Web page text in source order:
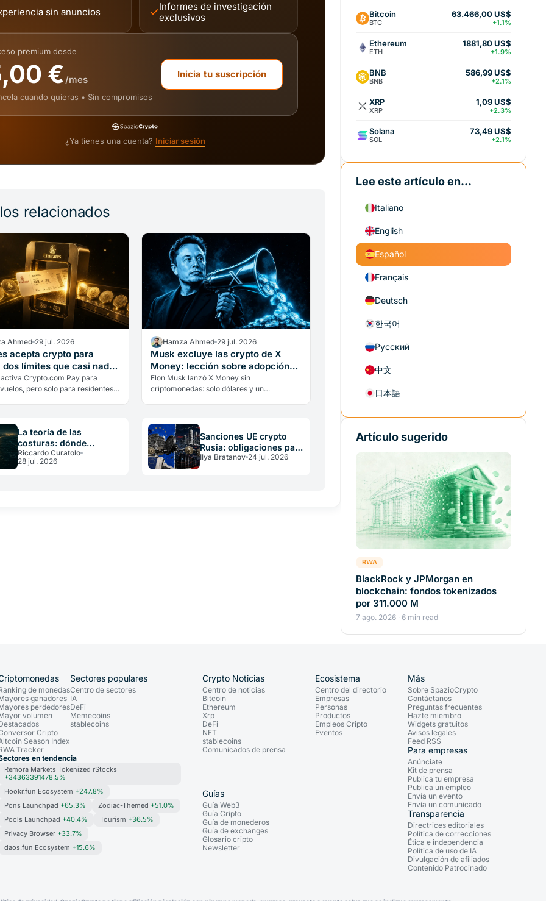
sin anuncios
Informes de investigación
exclusivos
premium desde
€ /mes
cuando quieras • Sin compromisos
Inicia tu suscripción
¿Ya tienes una cuenta? Iniciar sesión
relacionados
Ahmed 29 jul. 2026
acepta crypto para
dos límites que casi nadie
Crypto.com Pay para
pero solo para residentes
Hamza Ahmed 29 jul. 2026
Musk excluye las crypto de X
Money: lección sobre adopción
real
Elon Musk lanzó X Money sin
criptomonedas: solo dólares y un
La teoría de las
costuras: dónde
desaparece el valor
crypto
Riccardo Curatolo
28 jul. 2026
Sanciones UE crypto
Rusia: obligaciones para
CASP y operadores
Ilya Bratanov 24 jul. 2026
Bitcoin
BTC
63.466,00 US$
+1.1%
Ethereum
ETH
1881,80 US$
+1.9%
BNB
BNB
586,99 US$
+2.1%
XRP
XRP
1,09 US$
+2.3%
Solana
SOL
73,49 US$
+2.1%
Lee este artículo en...
Italiano
English
Español
Français
Deutsch
한국어
Русский
中文
日本語
Artículo sugerido
RWA
BlackRock y JPMorgan en
blockchain: fondos tokenizados
por 311.000 M
7 ago. 2026 · 6 min read
de monedas
ganadores
perdedores
volumen
Cripto
Season Index
Tracker
Sectores populares
Centro de sectores
IA
DeFi
Memecoins
stablecoins
en tendencia
Remora Markets Tokenized rStocks
+34363391478.5%
Hookr.fun Ecosystem +247.8%
Pons Launchpad +65.3% Zodiac-Themed +51.0%
Pools Launchpad +40.4% Tourism +36.5%
Privacy Browser +33.7%
daos.fun Ecosystem +15.6%
Crypto Noticias
Centro de noticias
Bitcoin
Ethereum
Xrp
DeFi
NFT
stablecoins
Comunicados de prensa
Ecosistema
Centro del directorio
Empresas
Personas
Productos
Empleos Cripto
Eventos
Guías
Guía Web3
Guía Cripto
Guía de monederos
Guía de exchanges
Glosario cripto
Newsletter
Más
Sobre SpazioCrypto
Contáctanos
Preguntas frecuentes
Hazte miembro
Widgets gratuitos
Avisos legales
Feed RSS
Para empresas
Anúnciate
Kit de prensa
Publica tu empresa
Publica un empleo
Envía un evento
Envía un comunicado
Transparencia
Directrices editoriales
Política de correcciones
Ética e independencia
Política de uso de IA
Divulgación de afiliados
Contenido Patrocinado